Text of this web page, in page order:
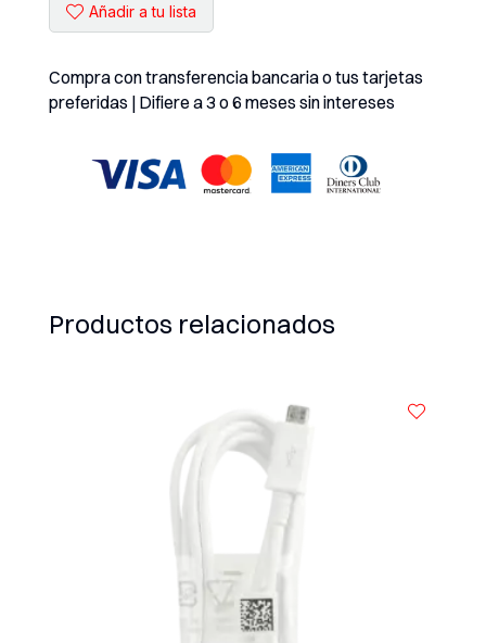
RELIFE
(
304R
)
Añadir a tu lista
Compra con transferencia bancaria o tus tarjetas
preferidas | Difiere a 3 o 6 meses sin intereses
Productos relacionados